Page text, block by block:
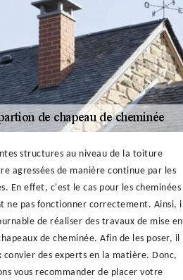
structures au niveau de la toiture
agressées de manière continue par les
En effet, c'est le cas pour les cheminées
ne pas fonctionner correctement. Ainsi, il
de réaliser des travaux de mise en
de cheminée. Afin de les poser, il
convier des experts en la matière. Donc,
vous recommander de placer votre